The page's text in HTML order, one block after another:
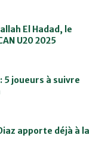
El Hadad, le
U20 2025
5 joueurs à suivre
apporte déjà à la